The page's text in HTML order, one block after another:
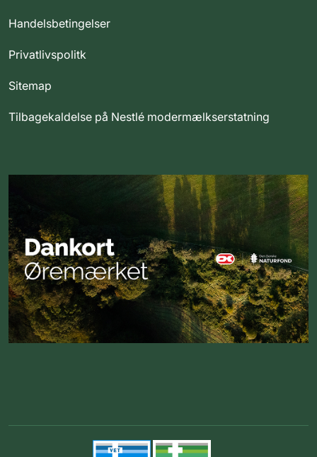
Handelsbetingelser
Privatlivspolitk
Sitemap
Tilbagekaldelse på Nestlé modermælkserstatning